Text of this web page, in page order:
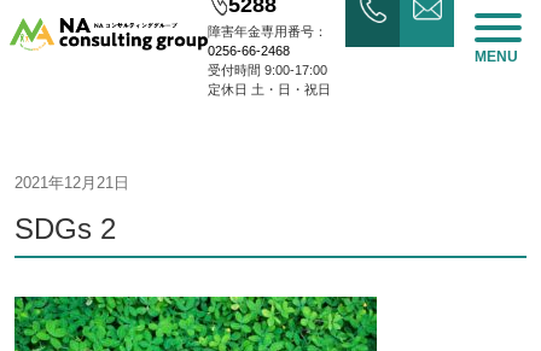
障害年金専用番号：
0256-66-2468
受付時間 9:00-17:00
定休日 土・日・祝日
MENU
2021年12月21日
SDGs 2